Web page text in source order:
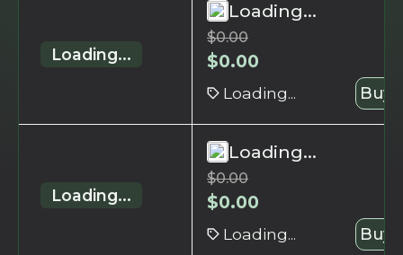
Loading...
Loading...
$0.00
$0.00
Loading... Buy
Loading...
Loading...
$0.00
$0.00
Loading... Buy